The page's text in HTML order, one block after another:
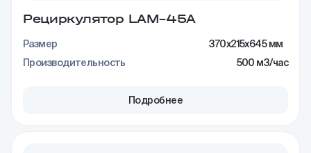
Рециркулятор LAM–45A
Размер
370x215x645 мм
Производительность
500 м3/час
Подробнее